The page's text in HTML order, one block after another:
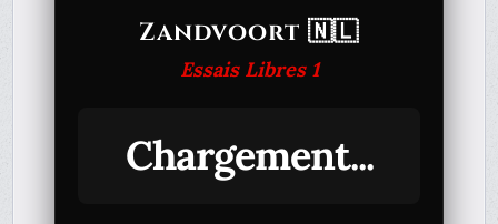
Zandvoort 🇳🇱
Essais Libres 1
Chargement...